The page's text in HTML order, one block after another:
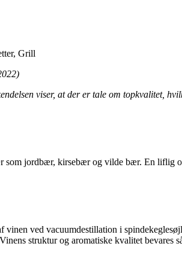
Grill
viser, at der er tale om topkvalitet,
som jordbær, kirsebær og vilde bær. En liflig
ved vacuumdestillation i
struktur og aromatiske kvalitet bevares